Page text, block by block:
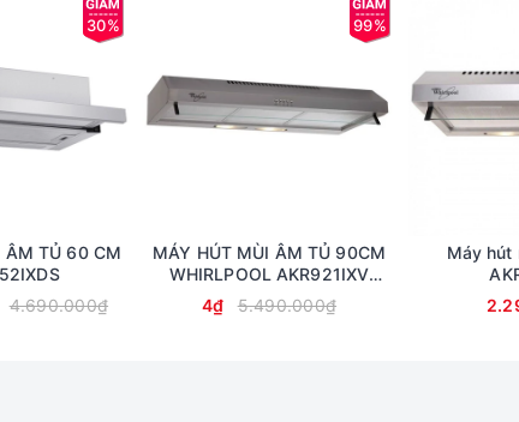
sử dụng tiếng Việt đơn giản, dễ dùng.
chắn và cách nhiệt tốt, dễ dàng quan sát bên trong lồng
tốt, hạn chế bám bẩn, dễ dàng làm sạch, giữ lồng giặt luôn
30%
ÂM TỦ 60 CM
4.690.000₫
99%
MÁY HÚT MÙI ÂM TỦ 90CM
WHIRLPOOL AKR921IXV
CHÍNH HÃNG
4₫ 5.490.000₫
Máy hút